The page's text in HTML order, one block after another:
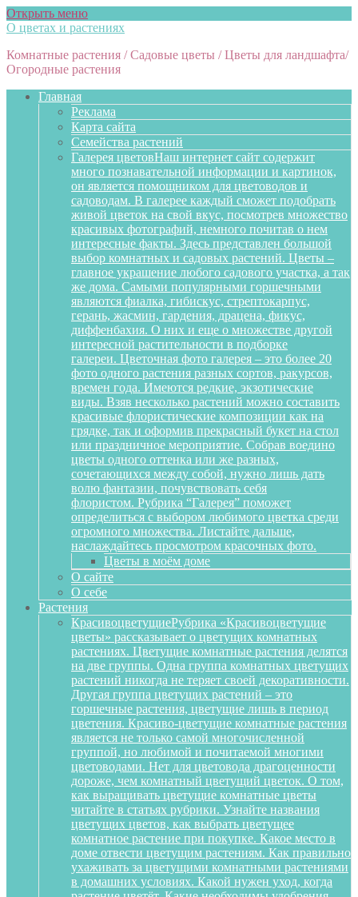
Открыть меню
О цветах и растениях
Комнатные растения / Садовые цветы / Цветы для ландшафта/
Огородные растения
Главная
Реклама
Карта сайта
Семейства растений
Галерея цветовНаш интернет сайт содержит
много познавательной информации и картинок,
он является помощником для цветоводов и
садоводам. В галерее каждый сможет подобрать
живой цветок на свой вкус, посмотрев множество
красивых фотографий, немного почитав о нем
интересные факты. Здесь представлен большой
выбор комнатных и садовых растений. Цветы –
главное украшение любого садового участка, а так
же дома. Самыми популярными горшечными
являются фиалка, гибискус, стрептокарпус,
герань, жасмин, гардения, драцена, фикус,
диффенбахия. О них и еще о множестве другой
интересной растительности в подборке
галереи. Цветочная фото галерея – это более 20
фото одного растения разных сортов, ракурсов,
времен года. Имеются редкие, экзотические
виды. Взяв несколько растений можно составить
красивые флористические композиции как на
грядке, так и оформив прекрасный букет на стол
или праздничное мероприятие. Собрав воедино
цветы одного оттенка или же разных,
сочетающихся между собой, нужно лишь дать
волю фантазии, почувствовать себя
флористом. Рубрика “Галерея” поможет
определиться с выбором любимого цветка среди
огромного множества. Листайте дальше,
наслаждайтесь просмотром красочных фото.
Цветы в моём доме
О сайте
О себе
Растения
КрасивоцветущиеРубрика «Красивоцветущие
цветы» рассказывает о цветущих комнатных
растениях. Цветущие комнатные растения делятся
на две группы. Одна группа комнатных цветущих
растений никогда не теряет своей декоративности.
Другая группа цветущих растений – это
горшечные растения, цветущие лишь в период
цветения. Красиво-цветущие комнатные растения
является не только самой многочисленной
группой, но любимой и почитаемой многими
цветоводами. Нет для цветовода драгоценности
дороже, чем комнатный цветущий цветок. О том,
как выращивать цветущие комнатные цветы
читайте в статьях рубрики. Узнайте названия
цветущих цветов, как выбрать цветущее
комнатное растение при покупке. Какое место в
доме отвести цветущим растениям. Как правильно
ухаживать за цветущими комнатными растениями
в домашних условиях. Какой нужен уход, когда